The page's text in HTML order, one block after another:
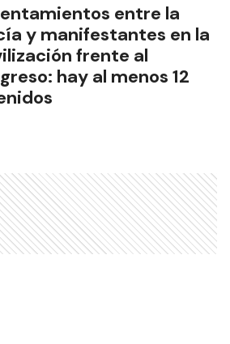
entre la
y manifestantes en la
frente al
hay al menos 12